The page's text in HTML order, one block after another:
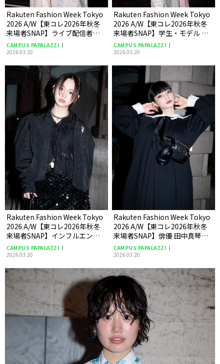
Rakuten Fashion Week Tokyo
2026 A/W【東コレ2026年秋冬
来場者SNAP】ライブ配信者
Zhutingyuさん
CAMPUS PAPALAZZI
2026.03.20
Rakuten Fashion Week Tokyo
2026 A/W【東コレ2026年秋冬
来場者SNAP】学生・モデル ひ
よさん
CAMPUS PAPALAZZI
2026.03.20
Rakuten Fashion Week Tokyo
2026 A/W【東コレ2026年秋冬
来場者SNAP】インフルエン
サー ハルカさん
CAMPUS PAPALAZZI
2026.03.20
Rakuten Fashion Week Tokyo
2026 A/W【東コレ2026年秋冬
来場者SNAP】俳優 田中真琴さ
ん
CAMPUS PAPALAZZI
2026.03.20